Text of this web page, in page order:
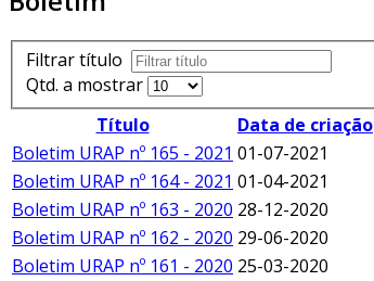
Filtrar título
Qtd. a mostrar
Título
Data de criação
Boletim URAP nº 165 - 2021 01-07-2021
Boletim URAP nº 164 - 2021 01-04-2021
Boletim URAP nº 163 - 2020 28-12-2020
Boletim URAP nº 162 - 2020 29-06-2020
Boletim URAP nº 161 - 2020 25-03-2020